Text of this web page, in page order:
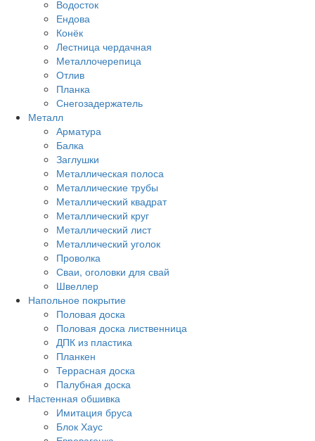
Водосток
Ендова
Конёк
Лестница чердачная
Металлочерепица
Отлив
Планка
Снегозадержатель
Металл
Арматура
Балка
Заглушки
Металлическая полоса
Металлические трубы
Металлический квадрат
Металлический круг
Металлический лист
Металлический уголок
Проволка
Сваи, оголовки для свай
Швеллер
Напольное покрытие
Половая доска
Половая доска лиственница
ДПК из пластика
Планкен
Террасная доска
Палубная доска
Настенная обшивка
Имитация бруса
Блок Хаус